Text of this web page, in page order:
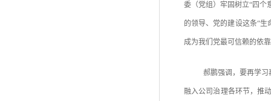
委（党组）牢固树立“四个
的领导、党的建设这条“
成为我们党最可信赖的依
郝鹏强调，要再学
融入公司治理各环节，推